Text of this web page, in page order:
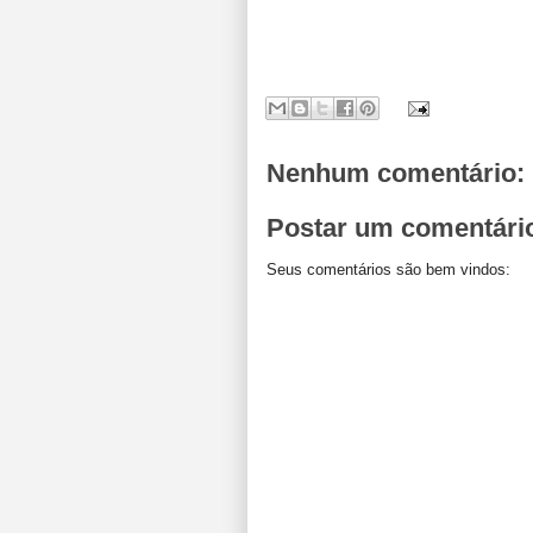
Nenhum comentário:
Postar um
Seus comentários são bem vindos: